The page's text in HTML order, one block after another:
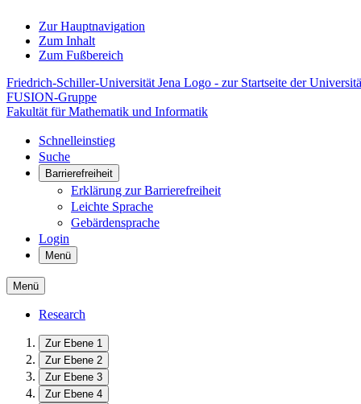
Zur Hauptnavigation
Zum Inhalt
Zum Fußbereich
Friedrich-Schiller-Universität Jena Logo - zur Startseite der
FUSION-Gruppe
Fakultät für Mathematik und Informatik
Schnelleinstieg
Suche
Barrierefreiheit
Erklärung zur Barrierefreiheit
Leichte Sprache
Gebärdensprache
Login
Menü
Menü
Research
Zur Ebene 1
Zur Ebene 2
Zur Ebene 3
Zur Ebene 4